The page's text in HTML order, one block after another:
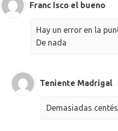
Franc Isco el bueno
Hay un error en la
De nada
Teniente Madrigal
Demasiadas